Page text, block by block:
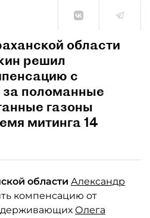
области
решил
с
за поломанные
газоны
митинга 14
области Александр
компенсацию от
Олега